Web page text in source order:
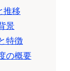
推移
景
特徴
の概要